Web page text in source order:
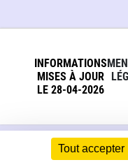
Tout accepter
INFORMATIONS
MISES À JOUR
LE 28-04-2026